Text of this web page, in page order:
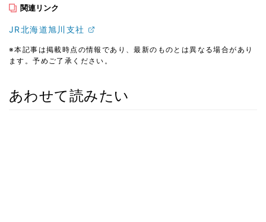
関連リンク
JR北海道旭川支社
※本記事は掲載時点の情報であり、最新のものとは異なる場合があり
ます。予めご了承ください。
あわせて読みたい